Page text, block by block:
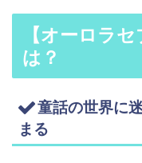
【オーロラ
は？
童話の世界に
まる